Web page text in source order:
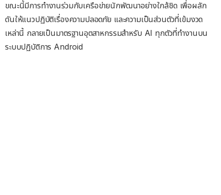
ขณะนี้มีการทำงานร่วมกับเครือข่ายนักพัฒนาอย่างใกล้ชิด เพื่อผลัก
ดันให้แนวปฏิบัติเรื่องความปลอดภัย และความเป็นส่วนตัวที่เข้มงวด
เหล่านี้ กลายเป็นมาตรฐานอุตสาหกรรมสำหรับ AI ทุกตัวที่ทำงานบน
ระบบปฏิบัติการ Android